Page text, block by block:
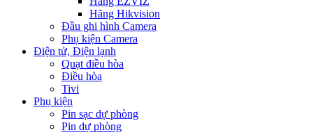
Hãng Hikvision
Đầu ghi hình Camera
Phụ kiện Camera
Điện tử, Điện lạnh
Quạt điều hòa
Điều hòa
Tivi
Phụ kiện
Pin sạc dự phòng
Pin dự phòng